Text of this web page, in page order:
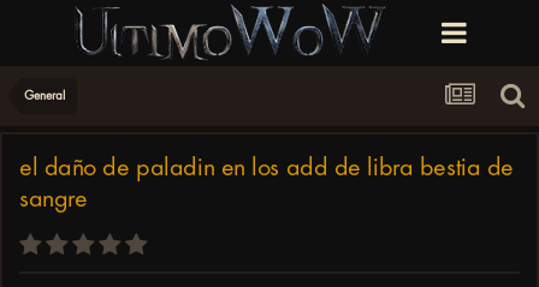
General
el daño de paladin en los add de libra bestia de
sangre